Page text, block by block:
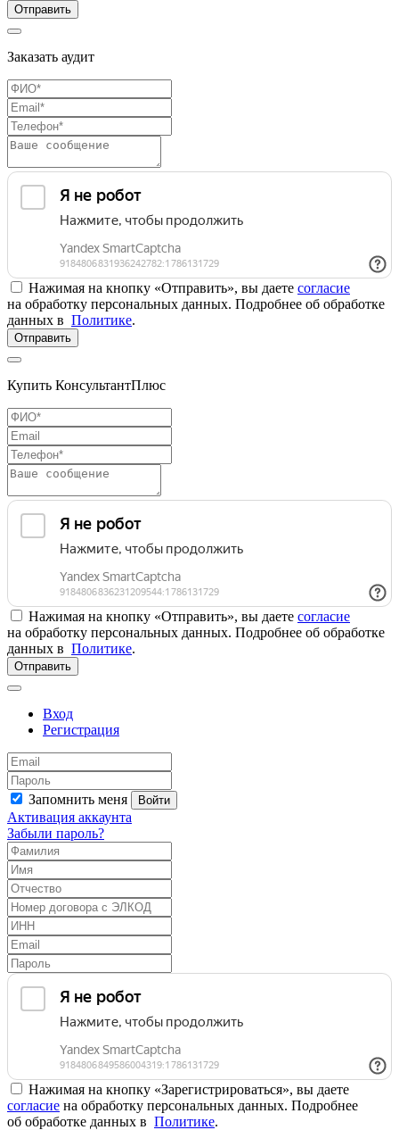
Отправить
Заказать аудит
Нажимая на кнопку «Отправить», вы даете согласие
на обработку персональных данных. Подробнее об обработке
данных в Политике.
Отправить
Купить КонсультантПлюс
Нажимая на кнопку «Отправить», вы даете согласие
на обработку персональных данных. Подробнее об обработке
данных в Политике.
Отправить
Вход
Регистрация
Запомнить меня Войти
Активация аккаунта
Забыли пароль?
Нажимая на кнопку «Зарегистрироваться», вы даете
согласие на обработку персональных данных. Подробнее
об обработке данных в Политике.